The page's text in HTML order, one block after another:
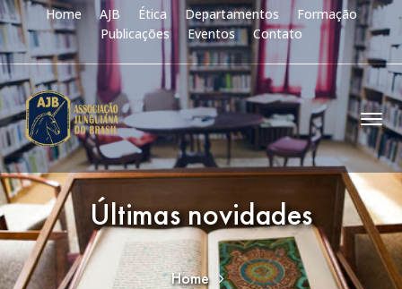
Home AJB Ética Departamentos
Formação
Publicações
Eventos Contato
Últimas novidades
Home